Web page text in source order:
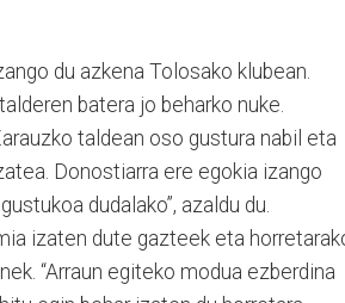
du azkena Tolosako klubean.
batera jo beharko nuke.
taldean oso gustura nabil eta
Donostiarra ere egokia izango
dudalako”, azaldu du.
izaten dute gazteek eta
“Arraun egiteko modua ezberdina